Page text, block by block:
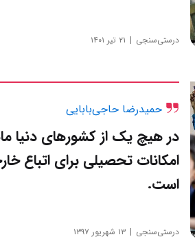
درستی‌سنجی ۲۱ تیر ۱۴۰۱
حمیدرضا حاجی‌بابایی
در هیچ یک از کشورهای دنیا
امکانات تحصیلی برای اتباع
است.
درستی‌سنجی ۱۳ شهریور ۱۳۹۷